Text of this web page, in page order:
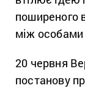
поширеного
між особами
20 червня
постанову